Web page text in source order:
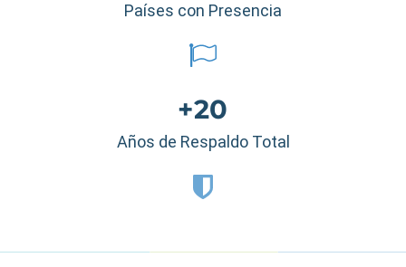
Países con Presencia
+20
Años de Respaldo Total